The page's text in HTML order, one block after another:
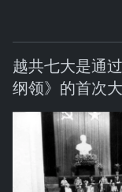
越共七大是通
纲领》的首次大